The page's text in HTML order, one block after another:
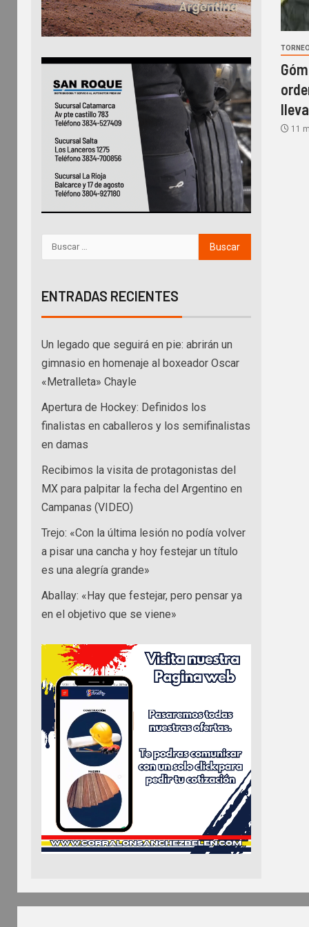
11
ENTRADAS RECIENTES
Un legado que seguirá en pie: abrirán un
gimnasio en homenaje al boxeador Oscar
«Metralleta» Chayle
Apertura de Hockey: Definidos los
finalistas en caballeros y los semifinalistas
en damas
Recibimos la visita de protagonistas del
MX para palpitar la fecha del Argentino en
Campanas (VIDEO)
Trejo: «Con la última lesión no podía volver
a pisar una cancha y hoy festejar un título
es una alegría grande»
Aballay: «Hay que festejar, pero pensar ya
en el objetivo que se viene»